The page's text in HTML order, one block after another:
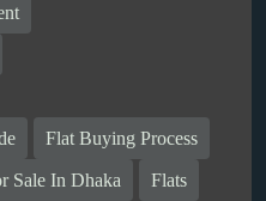
Flat Buying Process
Sale In Dhaka Flats